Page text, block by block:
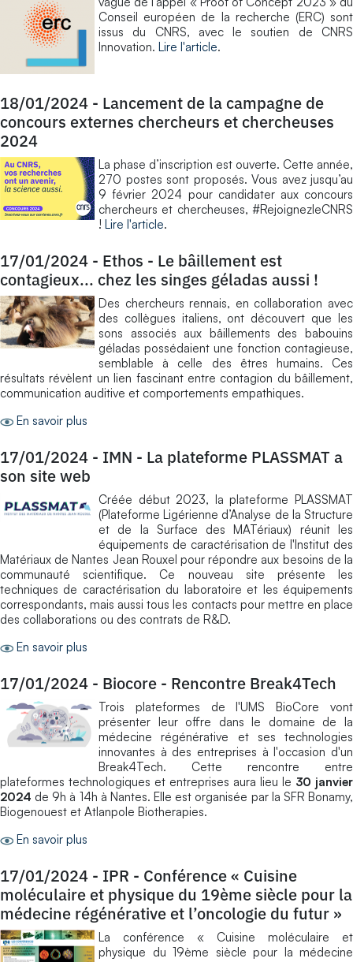
Conseil européen de la recherche (ERC) sont
issus du CNRS, avec le soutien de CNRS
Innovation. Lire l'article.
18/01/2024 - Lancement de la campagne de
concours externes chercheurs et chercheuses
2024
La phase d’inscription est ouverte. Cette année,
270 postes sont proposés. Vous avez jusqu’au
9 février 2024 pour candidater aux concours
chercheurs et chercheuses, #RejoignezleCNRS
! Lire l'article.
17/01/2024 - Ethos - Le bâillement est
contagieux... chez les singes géladas aussi !
Des chercheurs rennais, en collaboration avec
des collègues italiens, ont découvert que les
sons associés aux bâillements des babouins
géladas possédaient une fonction contagieuse,
semblable à celle des êtres humains. Ces
résultats révèlent un lien fascinant entre contagion du bâillement,
communication auditive et comportements empathiques.
En savoir plus
17/01/2024 - IMN - La plateforme PLASSMAT a
son site web
Créée début 2023, la plateforme PLASSMAT
(Plateforme Ligérienne d’Analyse de la Structure
et de la Surface des MATériaux) réunit les
équipements de caractérisation de l'Institut des
Matériaux de Nantes Jean Rouxel pour répondre aux besoins de la
communauté scientifique. Ce nouveau site présente les
techniques de caractérisation du laboratoire et les équipements
correspondants, mais aussi tous les contacts pour mettre en place
des collaborations ou des contrats de R&D.
En savoir plus
17/01/2024 - Biocore - Rencontre Break4Tech
Trois plateformes de l'UMS BioCore vont
présenter leur offre dans le domaine de la
médecine régénérative et ses technologies
innovantes à des entreprises à l'occasion d'un
Break4Tech. Cette rencontre entre
plateformes technologiques et entreprises aura lieu le 30 janvier
2024 de 9h à 14h à Nantes. Elle est organisée par la SFR Bonamy,
Biogenouest et Atlanpole Biotherapies.
En savoir plus
17/01/2024 - IPR - Conférence « Cuisine
moléculaire et physique du 19ème siècle pour la
médecine régénérative et l’oncologie du futur »
La conférence « Cuisine moléculaire et
physique du 19ème siècle pour la médecine